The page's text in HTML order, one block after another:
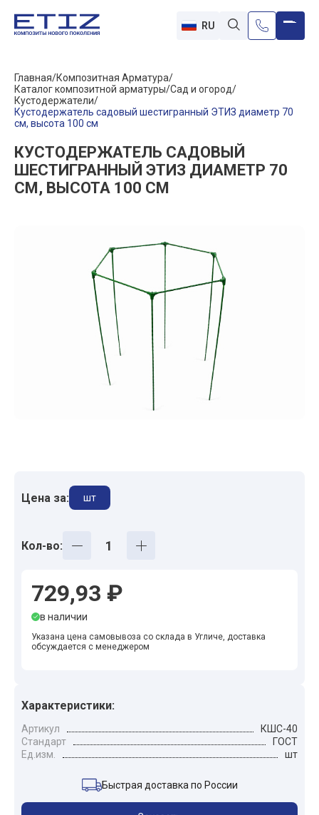
RU
Главная Композитная Арматура
Каталог композитной арматуры Сад и огород
Кустодержатели
Кустодержатель садовый шестигранный ЭТИЗ диаметр 70
см, высота 100 см
КУСТОДЕРЖАТЕЛЬ САДОВЫЙ
ШЕСТИГРАННЫЙ ЭТИЗ ДИАМЕТР 70
СМ, ВЫСОТА 100 СМ
Цена за: шт
Кол-во:
729,93 ₽
в наличии
Указана цена самовывоза со склада в Угличе, доставка
обсуждается с менеджером
Характеристики:
Артикул
КШС-40
Стандарт
ГОСТ
Ед.изм.
шт
Быстрая доставка по России